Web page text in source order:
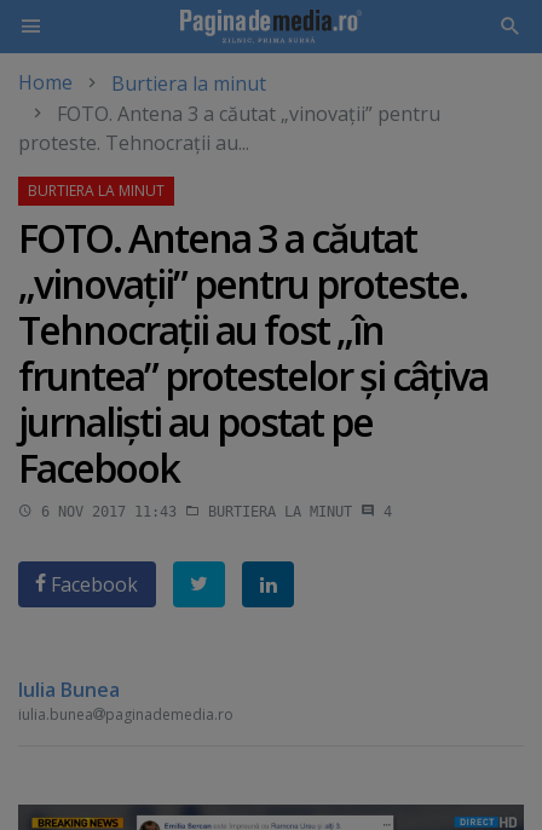
main
content
Home
Burtiera la minut
FOTO. Antena 3 a căutat „vinovaţii” pentru
proteste. Tehnocraţii au...
FOTO. Antena 3 a căutat
„vinovaţii” pentru proteste.
Tehnocraţii au fost „în
fruntea” protestelor şi câţiva
jurnalişti au postat pe
Facebook
6 NOV 2017 11:43 BURTIERA LA MINUT 4
Facebook
Iulia Bunea
iulia.bunea paginademedia.ro